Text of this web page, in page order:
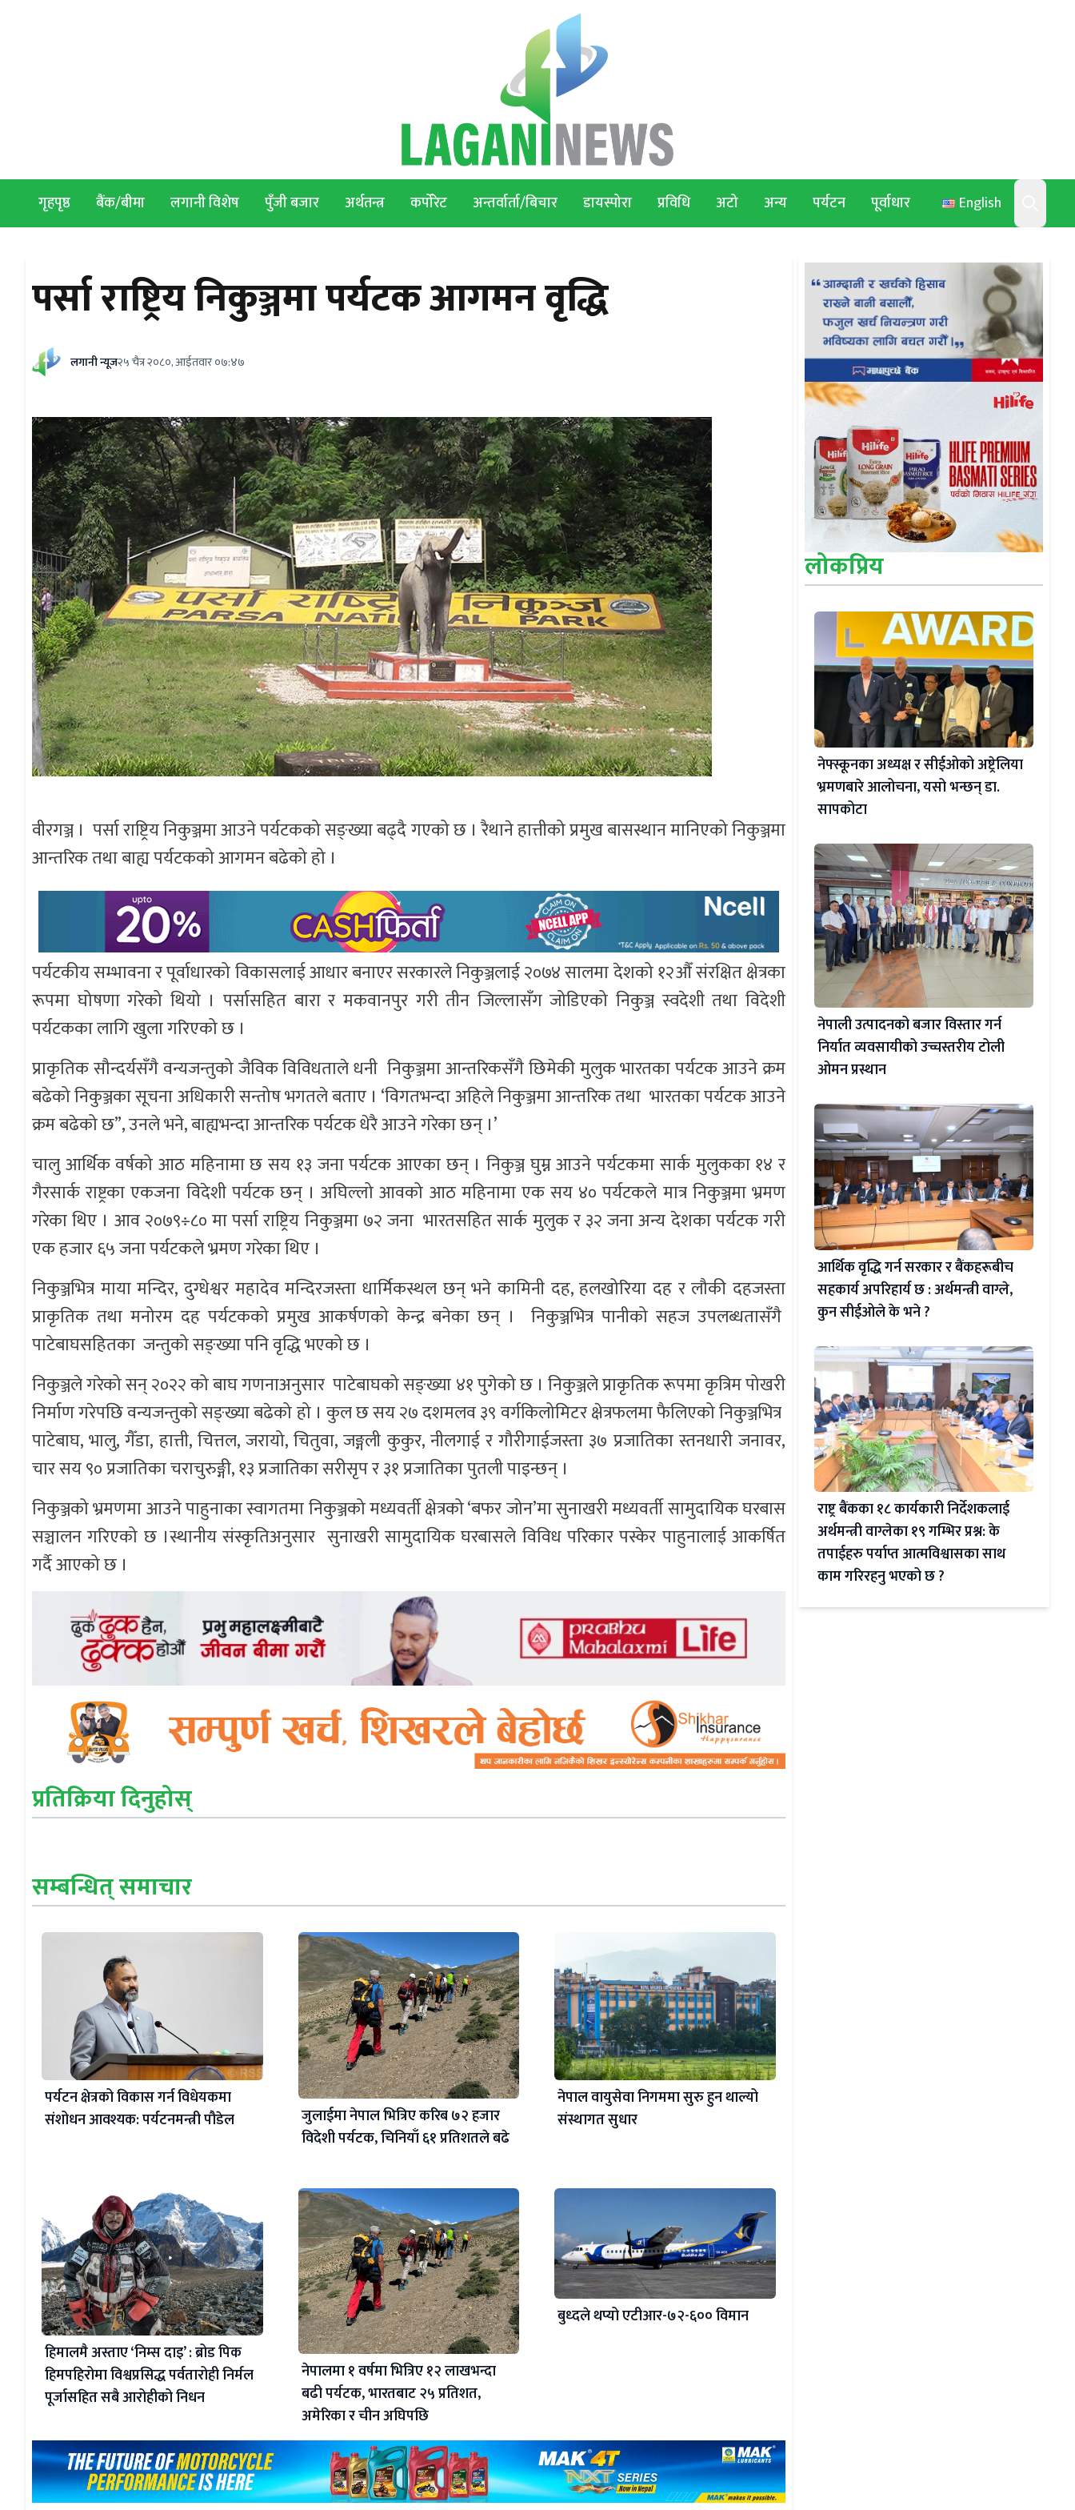
English
Search
गृहपृष्ठ बैंक/बीमा लगानी विशेष पुँजी बजार अर्थतन्त्र कर्पोरेट अन्तर्वार्ता/बिचार डायस्पोरा प्रविधि अटो अन्य पर्यटन पूर्वाधार
पर्सा राष्ट्रिय निकुञ्जमा पर्यटक आगमन वृद्धि
लगानी न्यूज२५ चैत्र २०८०, आईतवार ०७:४७
वीरगञ्ज । पर्सा राष्ट्रिय निकुञ्जमा आउने पर्यटकको सङ्ख्या बढ्दै गएको छ । रैथाने हात्तीको प्रमुख बासस्थान मानिएको निकुञ्जमा
आन्तरिक तथा बाह्य पर्यटकको आगमन बढेको हो ।
पर्यटकीय सम्भावना र पूर्वाधारको विकासलाई आधार बनाएर सरकारले निकुञ्जलाई २०७४ सालमा देशको १२औँ संरक्षित क्षेत्रका
रूपमा घोषणा गरेको थियो । पर्सासहित बारा र मकवानपुर गरी तीन जिल्लासँग जोडिएको निकुञ्ज स्वदेशी तथा विदेशी
पर्यटकका लागि खुला गरिएको छ ।
प्राकृतिक सौन्दर्यसँगै वन्यजन्तुको जैविक विविधताले धनी निकुञ्जमा आन्तरिकसँगै छिमेकी मुलुक भारतका पर्यटक आउने क्रम
बढेको निकुञ्जका सूचना अधिकारी सन्तोष भगतले बताए । ‘विगतभन्दा अहिले निकुञ्जमा आन्तरिक तथा भारतका पर्यटक आउने
क्रम बढेको छ”, उनले भने, बाह्यभन्दा आन्तरिक पर्यटक धेरै आउने गरेका छन् ।’
चालु आर्थिक वर्षको आठ महिनामा छ सय १३ जना पर्यटक आएका छन् । निकुञ्ज घुम्न आउने पर्यटकमा सार्क मुलुकका १४ र
गैरसार्क राष्ट्रका एकजना विदेशी पर्यटक छन् । अघिल्लो आवको आठ महिनामा एक सय ४० पर्यटकले मात्र निकुञ्जमा भ्रमण
गरेका थिए । आव २०७९÷८० मा पर्सा राष्ट्रिय निकुञ्जमा ७२ जना भारतसहित सार्क मुलुक र ३२ जना अन्य देशका पर्यटक गरी
एक हजार ६५ जना पर्यटकले भ्रमण गरेका थिए ।
निकुञ्जभित्र माया मन्दिर, दुग्धेश्वर महादेव मन्दिरजस्ता धार्मिकस्थल छन् भने कामिनी दह, हलखोरिया दह र लौकी दहजस्ता
प्राकृतिक तथा मनोरम दह पर्यटकको प्रमुख आकर्षणको केन्द्र बनेका छन् । निकुञ्जभित्र पानीको सहज उपलब्धतासँगै
पाटेबाघसहितका जन्तुको सङ्ख्या पनि वृद्धि भएको छ ।
निकुञ्जले गरेको सन् २०२२ को बाघ गणनाअनुसार पाटेबाघको सङ्ख्या ४१ पुगेको छ । निकुञ्जले प्राकृतिक रूपमा कृत्रिम पोखरी
निर्माण गरेपछि वन्यजन्तुको सङ्ख्या बढेको हो । कुल छ सय २७ दशमलव ३९ वर्गकिलोमिटर क्षेत्रफलमा फैलिएको निकुञ्जभित्र
पाटेबाघ, भालु, गैँडा, हात्ती, चित्तल, जरायो, चितुवा, जङ्गली कुकुर, नीलगाई र गौरीगाईजस्ता ३७ प्रजातिका स्तनधारी जनावर,
चार सय ९० प्रजातिका चराचुरुङ्गी, १३ प्रजातिका सरीसृप र ३१ प्रजातिका पुतली पाइन्छन् ।
निकुञ्जको भ्रमणमा आउने पाहुनाका स्वागतमा निकुञ्जको मध्यवर्ती क्षेत्रको ‘बफर जोन’मा सुनाखरी मध्यवर्ती सामुदायिक घरबास
सञ्चालन गरिएको छ ।स्थानीय संस्कृतिअनुसार सुनाखरी सामुदायिक घरबासले विविध परिकार पस्केर पाहुनालाई आकर्षित
गर्दै आएको छ ।
प्रतिक्रिया दिनुहोस्
सम्बन्धित् समाचार
पर्यटन क्षेत्रको विकास गर्न विधेयकमा
संशोधन आवश्यक: पर्यटनमन्त्री पौडेल
जुलाईमा नेपाल भित्रिए करिब ७२ हजार
विदेशी पर्यटक, चिनियाँ ६१ प्रतिशतले बढे
नेपाल वायुसेवा निगममा सुरु हुन थाल्यो
संस्थागत सुधार
हिमालमै अस्ताए ‘निम्स दाइ’ : ब्रोड पिक
हिमपहिरोमा विश्वप्रसिद्ध पर्वतारोही निर्मल
पूर्जासहित सबै आरोहीको निधन
नेपालमा १ वर्षमा भित्रिए १२ लाखभन्दा
बढी पर्यटक, भारतबाट २५ प्रतिशत,
अमेरिका र चीन अघिपछि
बुध्दले थप्यो एटीआर-७२-६०० विमान
लोकप्रिय
नेफ्स्कूनका अध्यक्ष र सीईओको अष्ट्रेलिया
भ्रमणबारे आलोचना, यसो भन्छन् डा‍.
सापकोटा
नेपाली उत्पादनको बजार विस्तार गर्न
निर्यात व्यवसायीको उच्चस्तरीय टोली
ओमन प्रस्थान
आर्थिक वृद्धि गर्न सरकार र बैंकहरूबीच
सहकार्य अपरिहार्य छ : अर्थमन्त्री वाग्ले,
कुन सीईओले के भने ?
राष्ट्र बैंकका १८ कार्यकारी निर्देशकलाई
अर्थमन्त्री वाग्लेका १९ गम्भिर प्रश्न: के
तपाईहरु पर्याप्त आत्मविश्वासका साथ
काम गरिरहनु भएको छ ?